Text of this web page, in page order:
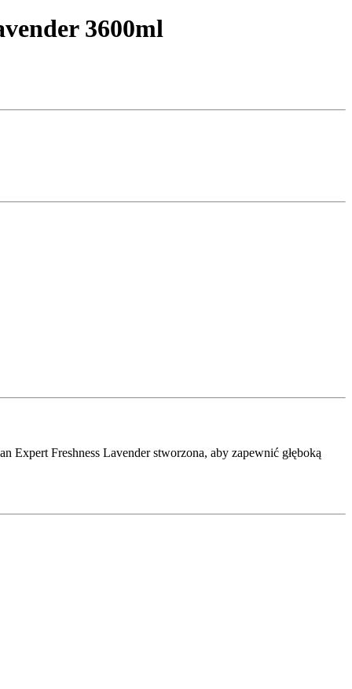
3600ml
Expert Freshness Lavender stworzona, aby zapewnić głęboką